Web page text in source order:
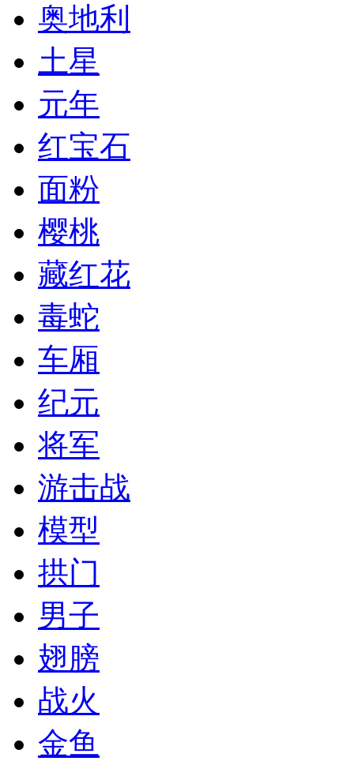
奥地利
土星
元年
红宝石
面粉
樱桃
藏红花
毒蛇
车厢
纪元
将军
游击战
模型
拱门
男子
翅膀
战火
金鱼